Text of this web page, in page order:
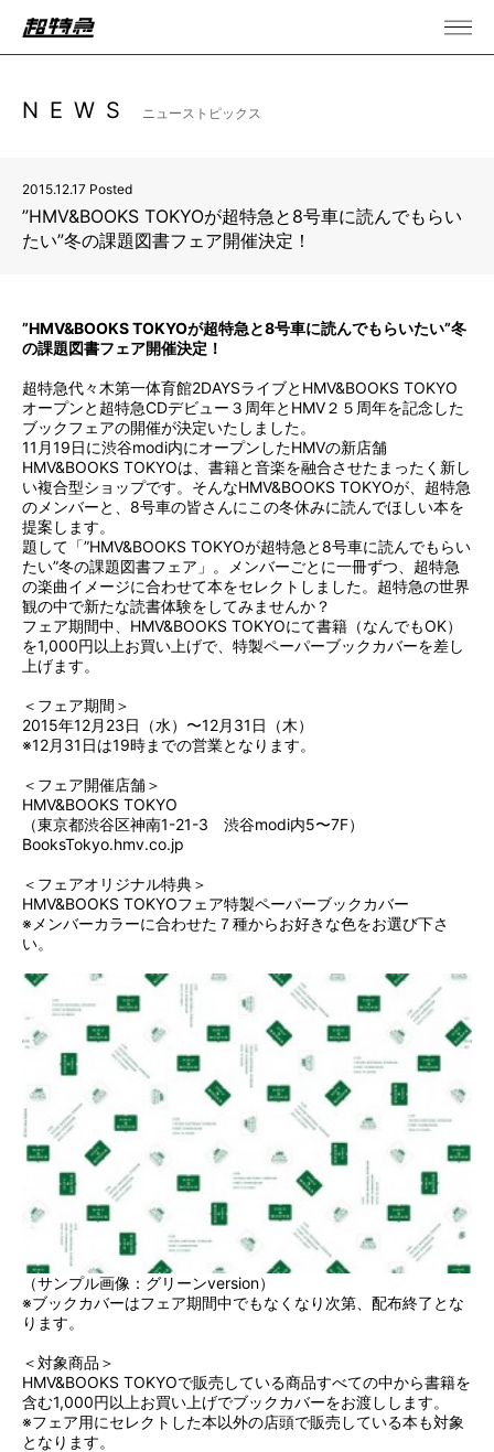
NEWS ニューストピックス
2015.12.17 Posted
”HMV&BOOKS TOKYOが超特急と8号車に読んでもらい
たい”冬の課題図書フェア開催決定！
”HMV&BOOKS TOKYOが超特急と8号車に読んでもらいたい”冬
の課題図書フェア開催決定！
超特急代々木第一体育館2DAYSライブとHMV&BOOKS TOKYO
オープンと超特急CDデビュー３周年とHMV２５周年を記念した
ブックフェアの開催が決定いたしました。
11月19日に渋谷modi内にオープンしたHMVの新店舗
HMV&BOOKS TOKYOは、書籍と音楽を融合させたまったく新し
い複合型ショップです。そんなHMV&BOOKS TOKYOが、超特急
のメンバーと、8号車の皆さんにこの冬休みに読んでほしい本を
提案します。
題して「”HMV&BOOKS TOKYOが超特急と8号車に読んでもらい
たい”冬の課題図書フェア」。メンバーごとに一冊ずつ、超特急
の楽曲イメージに合わせて本をセレクトしました。超特急の世界
観の中で新たな読書体験をしてみませんか？
フェア期間中、HMV&BOOKS TOKYOにて書籍（なんでもOK）
を1,000円以上お買い上げで、特製ペーパーブックカバーを差し
上げます。
＜フェア期間＞
2015年12月23日（水）〜12月31日（木）
※12月31日は19時までの営業となります。
＜フェア開催店舗＞
HMV&BOOKS TOKYO
（東京都渋谷区神南1-21-3 渋谷modi内5〜7F）
BooksTokyo.hmv.co.jp
＜フェアオリジナル特典＞
HMV&BOOKS TOKYOフェア特製ペーパーブックカバー
※メンバーカラーに合わせた７種からお好きな色をお選び下さ
い。
（サンプル画像：グリーンversion）
※ブックカバーはフェア期間中でもなくなり次第、配布終了とな
ります。
＜対象商品＞
HMV&BOOKS TOKYOで販売している商品すべての中から書籍を
含む1,000円以上お買い上げでブックカバーをお渡しします。
※フェア用にセレクトした本以外の店頭で販売している本も対象
となります。